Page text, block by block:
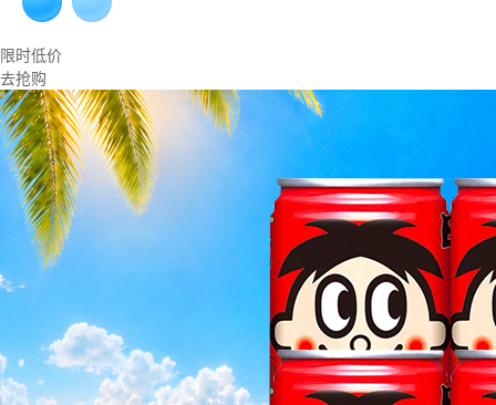
限时低价
去抢购